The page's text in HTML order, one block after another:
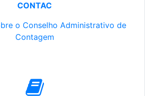
CONTAC
o Conselho Administrativo de
Contagem